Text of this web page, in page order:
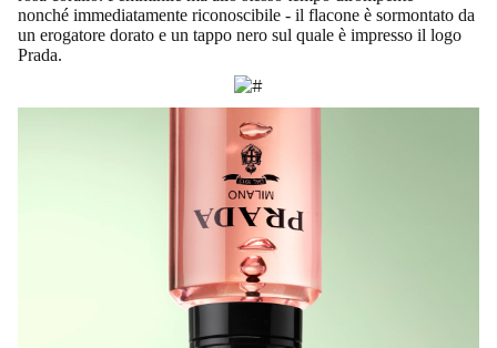
nonché immediatamente riconoscibile - il flacone è sormontato da
un erogatore dorato e un tappo nero sul quale è impresso il logo
Prada.